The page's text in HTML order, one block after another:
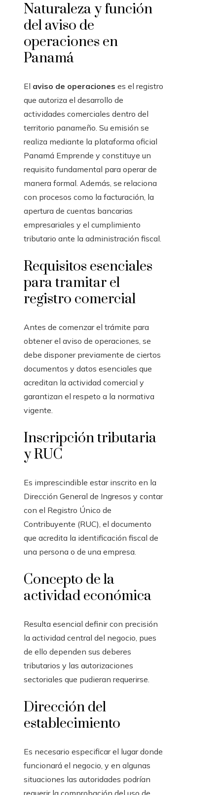
Naturaleza y función
del aviso de
operaciones en
Panamá
El aviso de operaciones es el registro
que autoriza el desarrollo de
actividades comerciales dentro del
territorio panameño. Su emisión se
realiza mediante la plataforma oficial
Panamá Emprende y constituye un
requisito fundamental para operar de
manera formal. Además, se relaciona
con procesos como la facturación, la
apertura de cuentas bancarias
empresariales y el cumplimiento
tributario ante la administración fiscal.
Requisitos esenciales
para tramitar el
registro comercial
Antes de comenzar el trámite para
obtener el aviso de operaciones, se
debe disponer previamente de ciertos
documentos y datos esenciales que
acreditan la actividad comercial y
garantizan el respeto a la normativa
vigente.
Inscripción tributaria
y RUC
Es imprescindible estar inscrito en la
Dirección General de Ingresos y contar
con el Registro Único de
Contribuyente (RUC), el documento
que acredita la identificación fiscal de
una persona o de una empresa.
Concepto de la
actividad económica
Resulta esencial definir con precisión
la actividad central del negocio, pues
de ello dependen sus deberes
tributarios y las autorizaciones
sectoriales que pudieran requerirse.
Dirección del
establecimiento
Es necesario especificar el lugar donde
funcionará el negocio, y en algunas
situaciones las autoridades podrían